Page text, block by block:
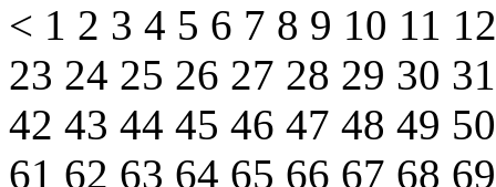
< 1 2 3 4 5 6 7 8 9 10 11
23 24 25 26 27 28 29 30
42 43 44 45 46 47 48 49
61 62 63 64 65 66 67 68